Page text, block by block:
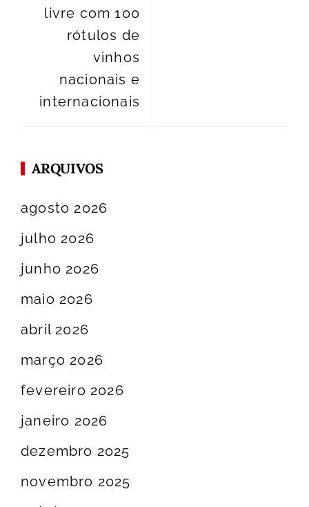
livre com 100
rótulos de
vinhos
nacionais e
internacionais
ARQUIVOS
agosto 2026
julho 2026
junho 2026
maio 2026
abril 2026
março 2026
fevereiro 2026
janeiro 2026
dezembro 2025
novembro 2025